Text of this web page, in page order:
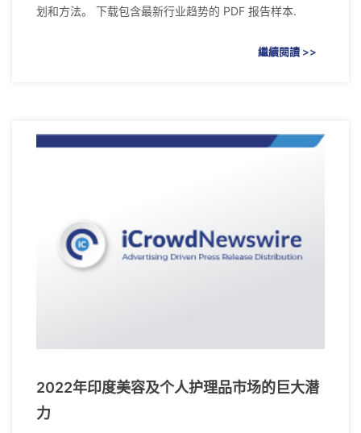
划和方法。 下载包含最新行业趋势的 PDF 报告样本.
繼續閱讀 >>
2022年印度美容及个人护理品市场的巨大潜
力